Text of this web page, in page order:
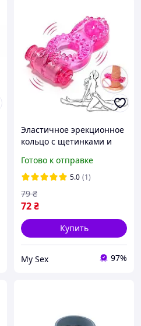
Эластичное эрекционное
кольцо с щетинками и
цвета для усиления
эрекции у мужчин
Готово к отправке
5.0 (1)
72₴
79 ₴
Купить
My Sex 97%